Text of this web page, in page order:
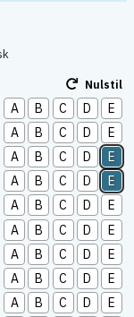
Nulstil
A B C D
E
A B C D
E
A B C D
E
A B C D
E
A B C D
E
A B C D
E
A B C D
E
A B C D
E
A B C D
E